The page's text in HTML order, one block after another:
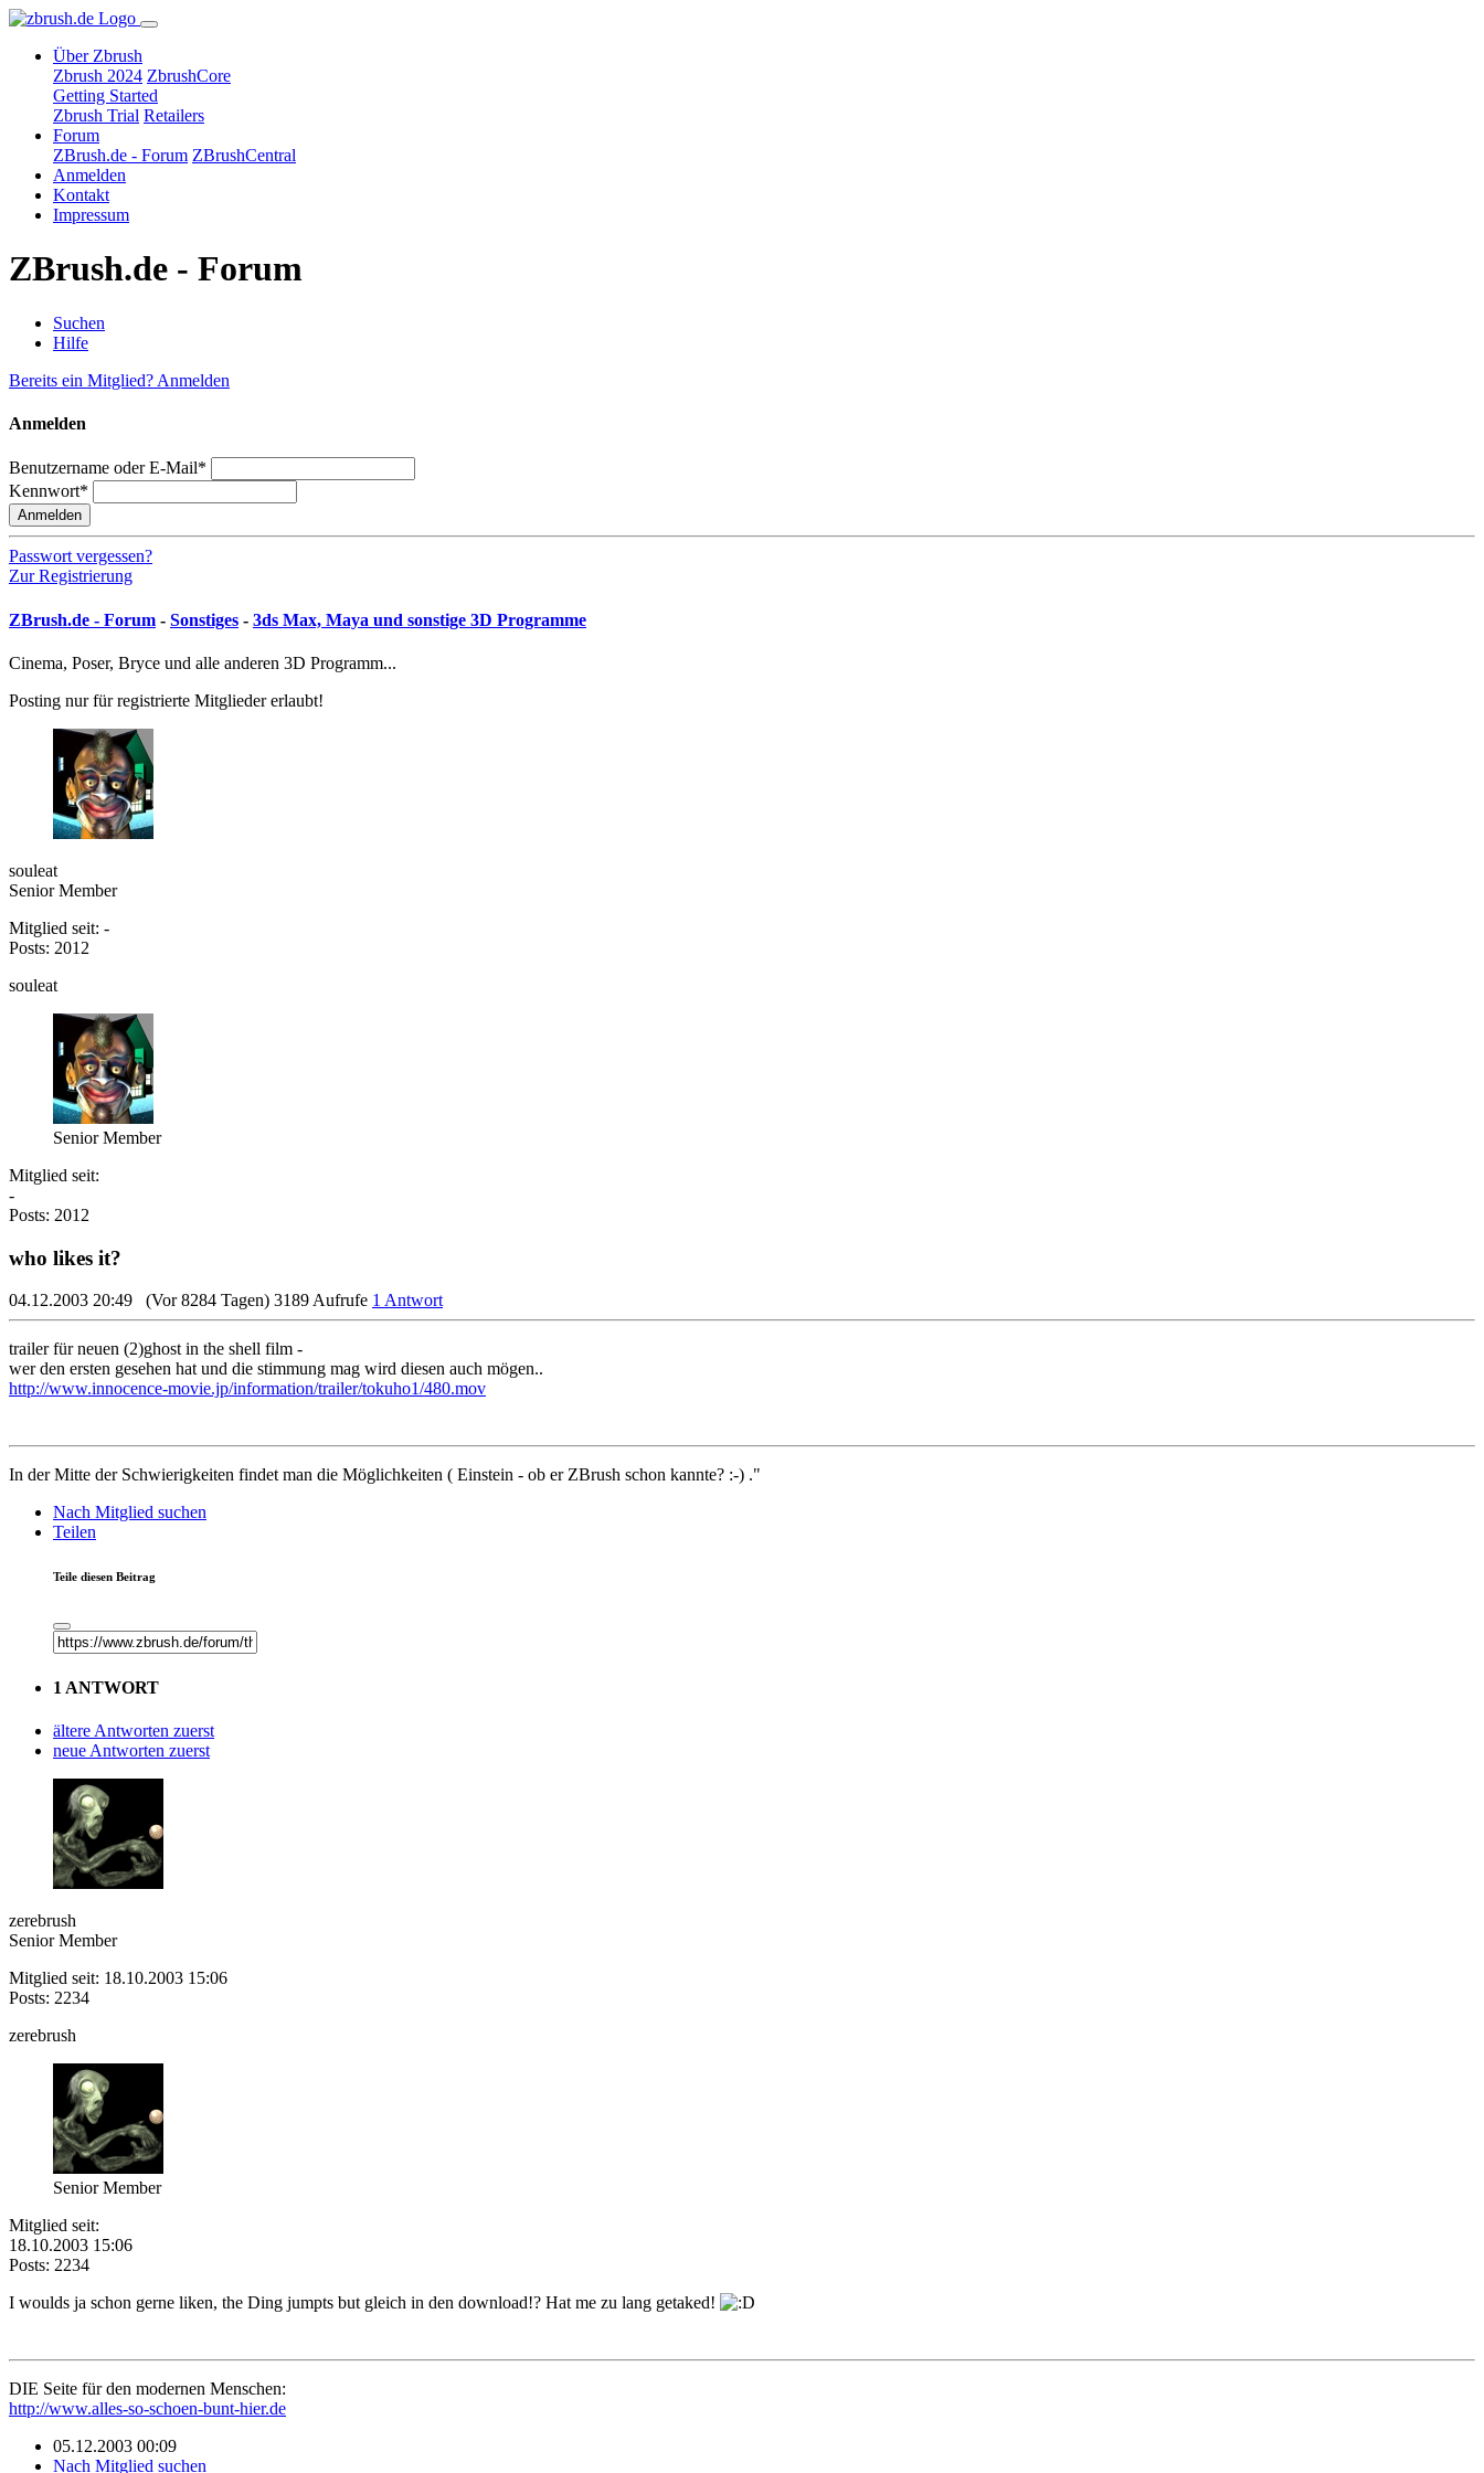
Über Zbrush
Zbrush 2024 ZbrushCore
Getting Started
Zbrush Trial Retailers
Forum
ZBrush.de - Forum ZBrushCentral
Anmelden
Kontakt
Impressum
ZBrush.de - Forum
Suchen
Hilfe
Bereits ein Mitglied? Anmelden
Anmelden
Benutzername oder E-Mail*
Kennwort*
Anmelden
Passwort vergessen?
Zur Registrierung
ZBrush.de - Forum - Sonstiges - 3ds Max, Maya und sonstige 3D Programme
Cinema, Poser, Bryce und alle anderen 3D Programm...
Posting nur für registrierte Mitglieder erlaubt!
souleat
Senior Member
Mitglied seit: -
Posts: 2012
souleat
Senior Member
Mitglied seit:
-
Posts: 2012
who likes it?
04.12.2003 20:49 (Vor 8284 Tagen) 3189 Aufrufe 1 Antwort
trailer für neuen (2)ghost in the shell film -
wer den ersten gesehen hat und die stimmung mag wird diesen auch mögen..
http://www.innocence-movie.jp/information/trailer/tokuho1/480.mov
In der Mitte der Schwierigkeiten findet man die Möglichkeiten ( Einstein - ob er ZBrush schon kannte? :-) ."
Nach Mitglied suchen
Teilen
Teile diesen Beitrag
1 ANTWORT
ältere Antworten zuerst
neue Antworten zuerst
zerebrush
Senior Member
Mitglied seit: 18.10.2003 15:06
Posts: 2234
zerebrush
Senior Member
Mitglied seit:
18.10.2003 15:06
Posts: 2234
I woulds ja schon gerne liken, the Ding jumpts but gleich in den download!? Hat me zu lang getaked!
DIE Seite für den modernen Menschen:
http://www.alles-so-schoen-bunt-hier.de
05.12.2003 00:09
Nach Mitglied suchen